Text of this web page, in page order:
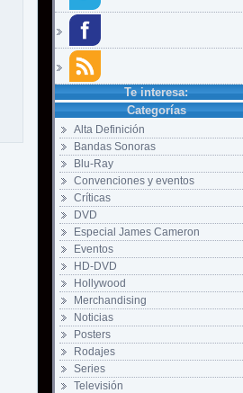
Te interesa:
Categorías
Alta Definición
Bandas Sonoras
Blu-Ray
Convenciones y eventos
Críticas
DVD
Especial James Cameron
Eventos
HD-DVD
Hollywood
Merchandising
Noticias
Posters
Rodajes
Series
Televisión